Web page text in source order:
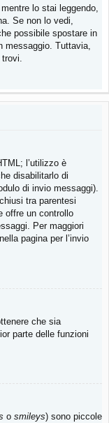
lo stai leggendo,
Se non lo vedi,
possibile spostare in
messaggio. Tuttavia,
l’utilizzo è
disabilitarlo di
di invio messaggi).
tra parentesi
offre un controllo
Per maggiori
pagina per l’invio
che sia
parte delle funzioni
o smileys) sono piccole